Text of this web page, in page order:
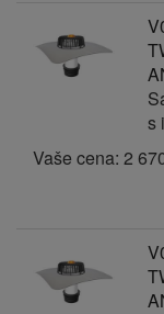
s
Vaše cena: 2